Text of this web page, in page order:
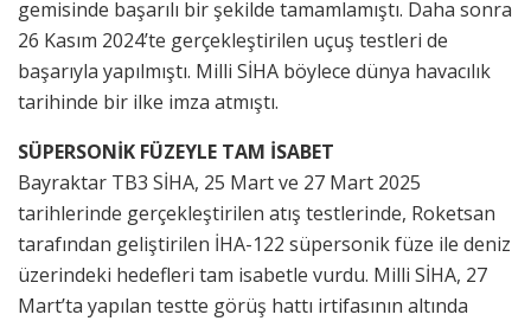
gemisinde başarılı bir şekilde tamamlamıştı. Daha sonra
26 Kasım 2024’te gerçekleştirilen uçuş testleri de
başarıyla yapılmıştı. Milli SİHA böylece dünya havacılık
tarihinde bir ilke imza atmıştı.
SÜPERSONİK FÜZEYLE TAM İSABET
Bayraktar TB3 SİHA, 25 Mart ve 27 Mart 2025
tarihlerinde gerçekleştirilen atış testlerinde, Roketsan
tarafından geliştirilen İHA-122 süpersonik füze ile deniz
üzerindeki hedefleri tam isabetle vurdu. Milli SİHA, 27
Mart’ta yapılan testte görüş hattı irtifasının altında